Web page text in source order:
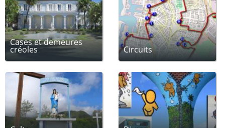
Cases et demeures
créoles Circuits